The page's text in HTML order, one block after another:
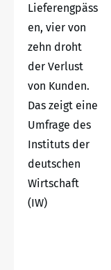
Lieferengpäss
en, vier von
zehn droht
der Verlust
von Kunden.
Das zeigt eine
Umfrage des
Instituts der
deutschen
Wirtschaft
(IW)